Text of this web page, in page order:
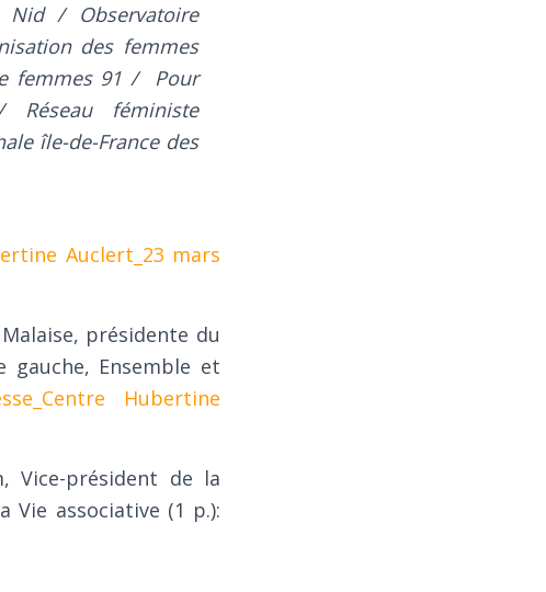
/ Observatoire
des femmes
femmes 91 / Pour
Réseau féministe
île-de-France des
Auclert_23 mars
présidente du
Ensemble et
Hubertine
Vice-président de la
Vie associative (1 p.):